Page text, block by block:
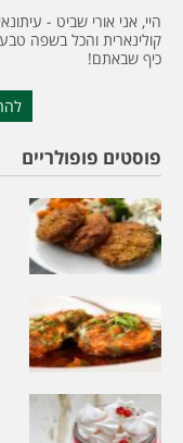
היי, אני אורי שביט -
קולינארית והכל בשפה
כיף שבאתם!
פוסטים פופולריים